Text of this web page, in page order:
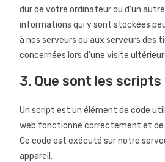
dur de votre ordinateur ou d’un
informations qui y sont stockées
à nos serveurs ou aux serveurs des
concernées lors d’une visite
3. Que sont les scripts
Un script est un élément de code
web fonctionne correctement et
Ce code est exécuté sur notre
appareil.